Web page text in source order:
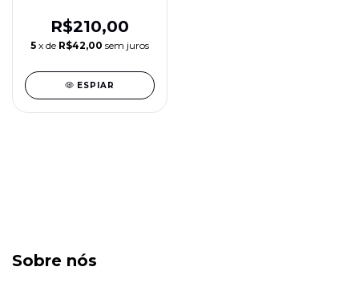
R$210,00
5 x de R$42,00 sem juros
ESPIAR
Sobre nós